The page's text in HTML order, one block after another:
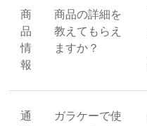
商
品
情
報
商品の詳細を
教えてもらえ
ますか？
通
ガラケーで使